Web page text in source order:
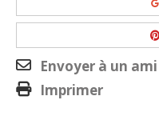
Envoyer à un ami
Imprimer